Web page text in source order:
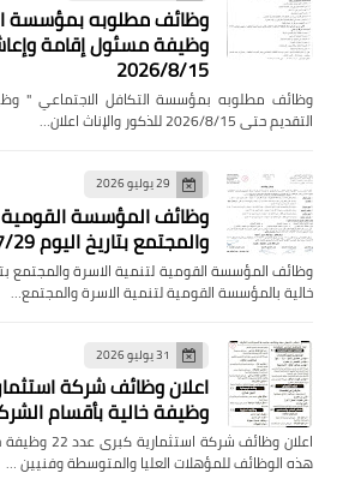
وظائف مطلوبه بمؤسسة
وظيفة مسئول إقامة
2026/8/15
وظائف مطلوبه بمؤسسة التكافل الاجتماعي "
التقديم حتى 2026/8/15 للذكور والإناث اعلان…
29 يوليو 2026
وظائف المؤسسة القومية
والمجتمع بتاريخ اليوم 2026/7/29
خالية بالمؤسسة القومية لتنمية الاسرة والمجتمع…
31 يوليو 2026
وظيفة خالية بأقسام
اعلان وظائف
هذه الوظائف للمؤهلات العليا والمتوسطة وفنيين …